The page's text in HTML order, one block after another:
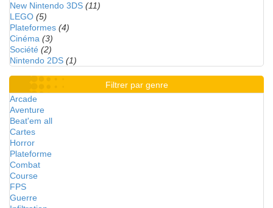
New Nintendo 3DS (11)
LEGO (5)
Plateformes (4)
Cinéma (3)
Société (2)
Nintendo 2DS (1)
Filtrer par genre
Arcade
Aventure
Beat'em all
Cartes
Horror
Plateforme
Combat
Course
FPS
Guerre